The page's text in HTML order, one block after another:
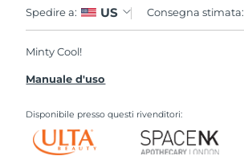
Spedire a: US Consegna stimata:
Minty Cool!
Manuale d'uso
Disponibile presso questi rivenditori: